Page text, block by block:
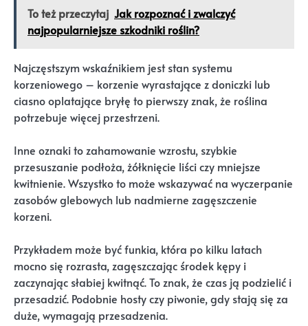
To też przeczytaj Jak rozpoznać i zwalczyć
najpopularniejsze szkodniki roślin?
Najczęstszym wskaźnikiem jest stan systemu
korzeniowego – korzenie wyrastające z doniczki lub
ciasno oplatające bryłę to pierwszy znak, że roślina
potrzebuje więcej przestrzeni.
Inne oznaki to zahamowanie wzrostu, szybkie
przesuszanie podłoża, żółknięcie liści czy mniejsze
kwitnienie. Wszystko to może wskazywać na wyczerpanie
zasobów glebowych lub nadmierne zagęszczenie
korzeni.
Przykładem może być funkia, która po kilku latach
mocno się rozrasta, zagęszczając środek kępy i
zaczynając słabiej kwitnąć. To znak, że czas ją podzielić i
przesadzić. Podobnie hosty czy piwonie, gdy stają się za
duże, wymagają przesadzenia.